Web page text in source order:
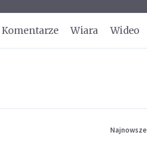
Komentarze Wiara Wideo
Najnowsze